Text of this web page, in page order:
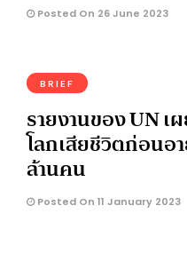
Posted On 26 June 2023
BRIEF
รายงานของ UN เ
โลกเสียชีวิตก่อนอ
ล้านคน
Posted On 11 January 2023